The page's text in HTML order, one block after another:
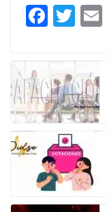
o
k
F
c
e
b
o
o
k
T
itt
er